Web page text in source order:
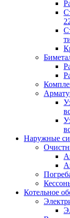
Наружные
Котельное